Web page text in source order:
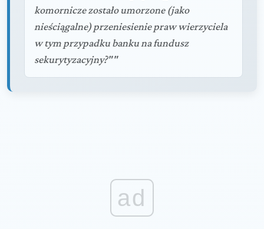
komornicze zostało umorzone (jako
nieściągalne) przeniesienie praw wierzyciela
w tym przypadku banku na fundusz
sekurytyzacyjny?""
ad